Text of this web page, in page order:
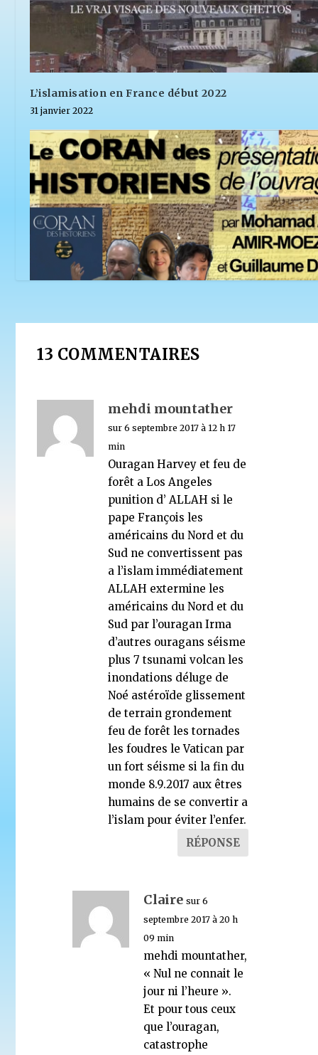
L’islamisation en France début 2022
31 janvier 2022
(M-A. AMIR-MOEZZI, G. DYE, M. DEBIÉ)
3 décembre 2019
13 COMMENTAIRES
mehdi mountather
sur 6 septembre 2017 à 12 h 17
min
Ouragan Harvey et feu de
forêt a Los Angeles
punition d’ ALLAH si le
pape François les
américains du Nord et du
Sud ne convertissent pas
a l’islam immédiatement
ALLAH extermine les
américains du Nord et du
Sud par l’ouragan Irma
d’autres ouragans séisme
plus 7 tsunami volcan les
inondations déluge de
Noé astéroïde glissement
de terrain grondement
feu de forêt les tornades
les foudres le Vatican par
un fort séisme si la fin du
monde 8.9.2017 aux êtres
humains de se convertir a
l’islam pour éviter l’enfer.
RÉPONSE
Claire sur 6
septembre 2017 à 20 h
09 min
mehdi mountather,
« Nul ne connait le
jour ni l’heure ».
Et pour tous ceux
que l’ouragan,
catastrophe